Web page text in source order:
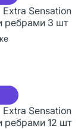
Sensation
ребрами 3 шт
Sensation
ребрами 12 шт